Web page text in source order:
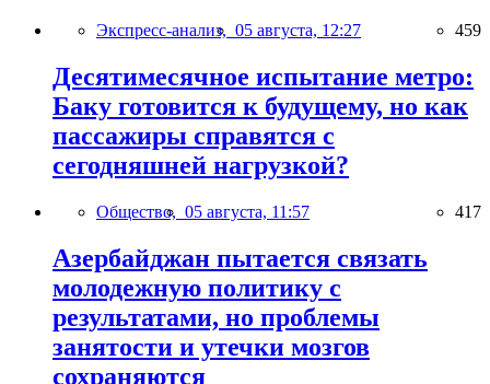
Экспресс-анализ, 05 августа, 12:27 459
Десятимесячное испытание метро:
Баку готовится к будущему, но как
пассажиры справятся с
сегодняшней нагрузкой?
Общество, 05 августа, 11:57 417
Азербайджан пытается связать
молодежную политику с
результатами, но проблемы
занятости и утечки мозгов
сохраняются